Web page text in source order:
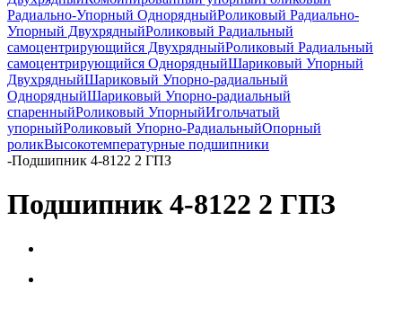
Радиально-Упорный ОднорядныйРоликовый Радиально-
Упорный ДвухрядныйРоликовый Радиальный
самоцентрирующийся ДвухрядныйРоликовый Радиальный
самоцентрирующийся ОднорядныйШариковый Упорный
ДвухрядныйШариковый Упорно-радиальный
ОднорядныйШариковый Упорно-радиальный
спаренныйРоликовый УпорныйИгольчатый
упорныйРоликовый Упорно-РадиальныйОпорный
роликВысокотемпературные подшипники
-Подшипник 4-8122 2 ГПЗ
Подшипник 4-8122 2 ГПЗ